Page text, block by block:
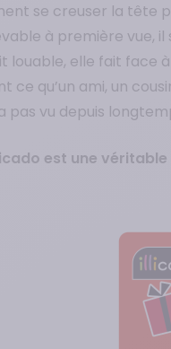
se creuser la tête
à première vue,
elle fait face
ce qu’un ami, un
pas vu depuis
est une